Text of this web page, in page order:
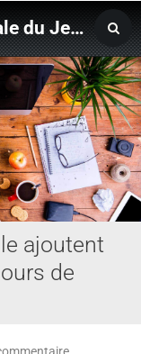
Association Internationale du Jeu de Ficelle
ajoutent
de